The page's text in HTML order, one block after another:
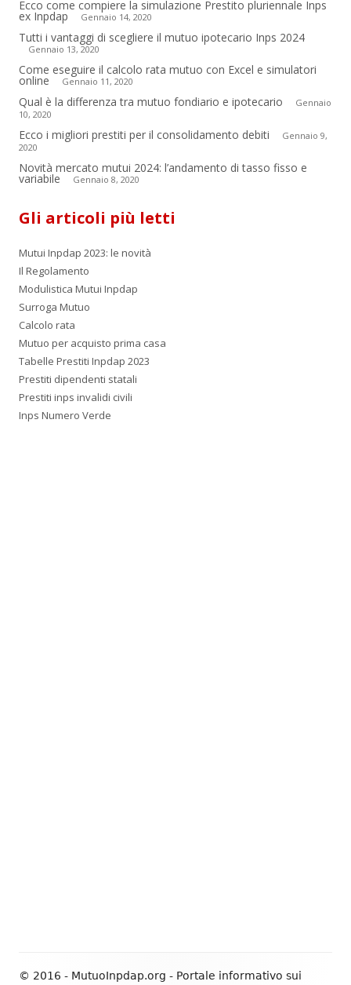
Ecco come compiere la simulazione Prestito pluriennale Inps
ex Inpdap Gennaio 14, 2020
Tutti i vantaggi di scegliere il mutuo ipotecario Inps 2024
Gennaio 13, 2020
Come eseguire il calcolo rata mutuo con Excel e simulatori
online Gennaio 11, 2020
Qual è la differenza tra mutuo fondiario e ipotecario
Gennaio
10, 2020
Ecco i migliori prestiti per il consolidamento debiti
Gennaio 9,
2020
Novità mercato mutui 2024: l’andamento di tasso fisso e
variabile Gennaio 8, 2020
Gli articoli più letti
Mutui Inpdap 2023: le novità
Il Regolamento
Modulistica Mutui Inpdap
Surroga Mutuo
Calcolo rata
Mutuo per acquisto prima casa
Tabelle Prestiti Inpdap 2023
Prestiti dipendenti statali
Prestiti inps invalidi civili
Inps Numero Verde
© 2016 - MutuoInpdap.org - Portale informativo sui